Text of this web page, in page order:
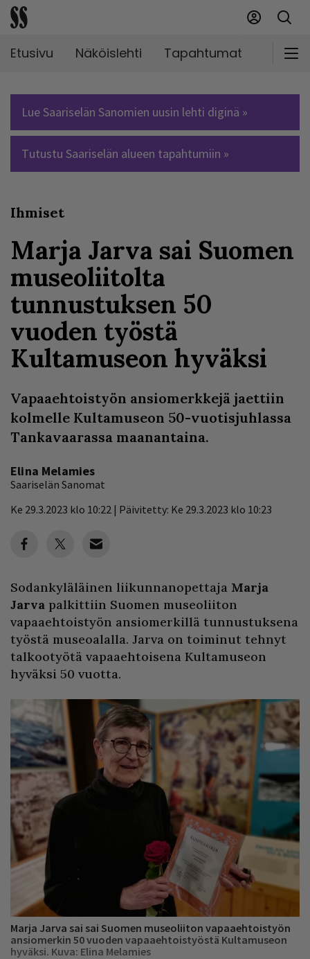
Etusivu Näköislehti Tapahtumat
Lue Saariselän Sanomien uusin lehti diginä »
Tutustu Saariselän alueen tapahtumiin »
Ihmiset
Marja Jarva sai Suomen
museoliitolta
tunnustuksen 50
vuoden työstä
Kultamuseon hyväksi
Vapaaehtoistyön ansiomerkkejä jaettiin
kolmelle Kultamuseon 50-vuotisjuhlassa
Tankavaarassa maanantaina.
Elina Melamies
Saariselän Sanomat
Ke 29.3.2023 klo 10:22 | Päivitetty: Ke 29.3.2023 klo 10:23
Sodankyläläinen liikunnanopettaja Marja
Jarva palkittiin Suomen museoliiton
vapaaehtoistyön ansiomerkillä tunnustuksena
työstä museoalalla. Jarva on toiminut tehnyt
talkootyötä vapaaehtoisena Kultamuseon
hyväksi 50 vuotta.
Marja Jarva sai sai Suomen museoliiton vapaaehtoistyön
ansiomerkin 50 vuoden vapaaehtoistyöstä Kultamuseon
hyväksi. Kuva: Elina Melamies